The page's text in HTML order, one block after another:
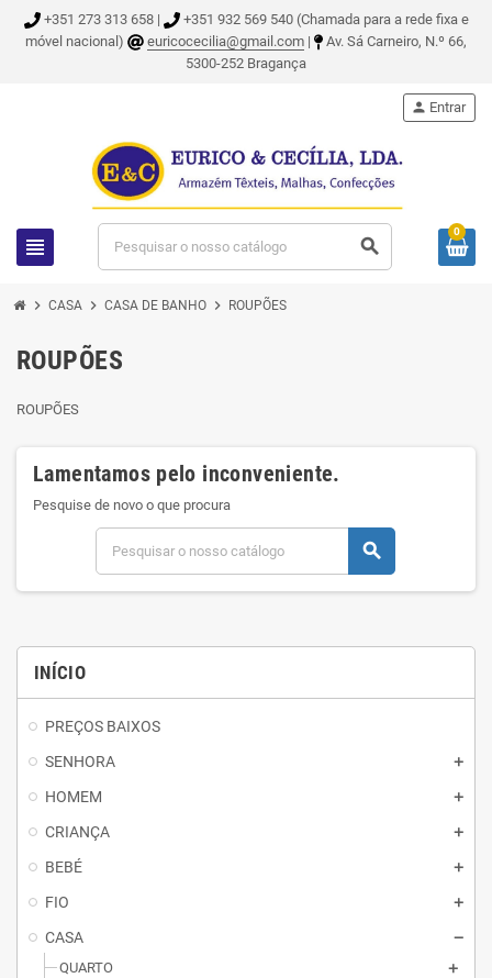
+351 273 313 658 |
+351 932 569 540 (Chamada para a rede fixa e
móvel nacional)
euricocecilia@gmail.com |
Av. Sá Carneiro, N.º 66,
5300-252 Bragança
view_headline search
person Entrar
0
chevron_right CASA chevron_right CASA DE BANHO chevron_right ROUPÕES
INÍCIO
PREÇOS BAIXOS
SENHORA
HOMEM
CRIANÇA
BEBÉ
FIO
CASA
QUARTO
ROUPÕES
ROUPÕES
Lamentamos pelo inconveniente.
Pesquise de novo o que procura
search